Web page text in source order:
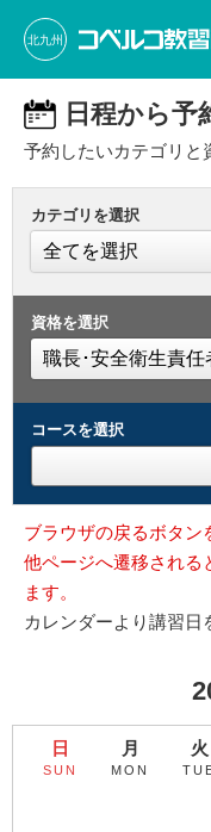
北九州
日程から予
予約したいカテゴリと
カテゴリを選択
資格を選択
コースを選択
ブラウザの戻るボタン
他ページへ遷移される
ます。
カレンダーより講習日
日
SUN
月
MON
火